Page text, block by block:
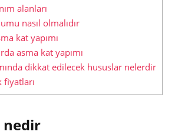
alanları
nasıl olmalıdır
kat yapımı
asma kat yapımı
dikkat edilecek hususlar nelerdir
fiyatları
nedir